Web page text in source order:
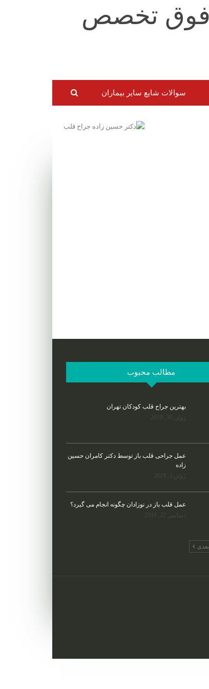
سوالات شایع سایر بیماران
مطالب محبوب
بهترین جراح قلب کودکان تهران
عمل جراحی قلب باز توسط دکتر کامران حسین
زاده
عمل قلب باز در نوزادان چگونه انجام می گیرد؟
بعدی